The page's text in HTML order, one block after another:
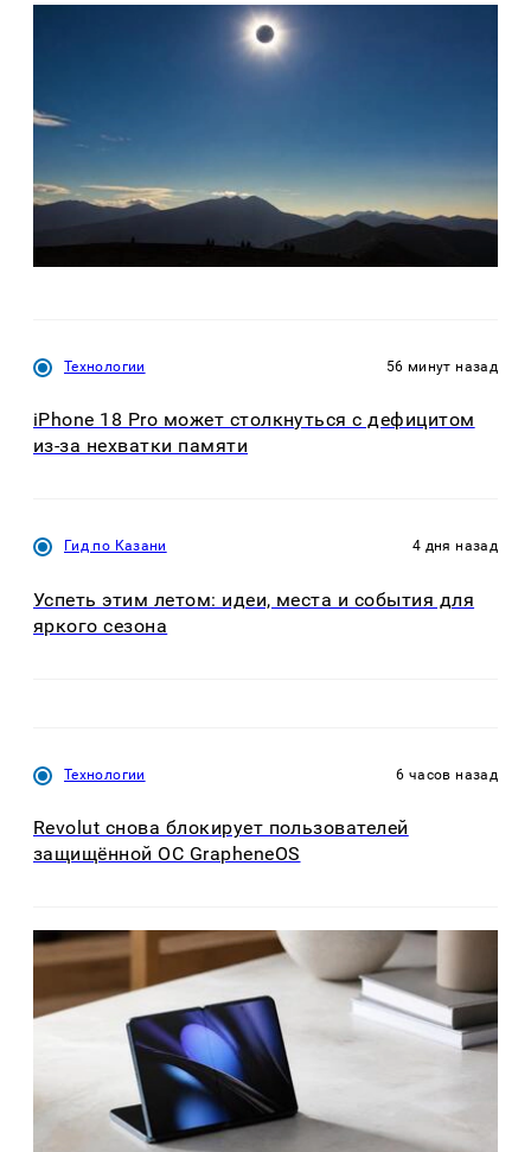
Технологии 56 минут назад
iPhone 18 Pro может столкнуться с дефицитом
из-за нехватки памяти
Гид по Казани 4 дня назад
Успеть этим летом: идеи, места и события для
яркого сезона
Технологии 6 часов назад
Revolut снова блокирует пользователей
защищённой ОС GrapheneOS